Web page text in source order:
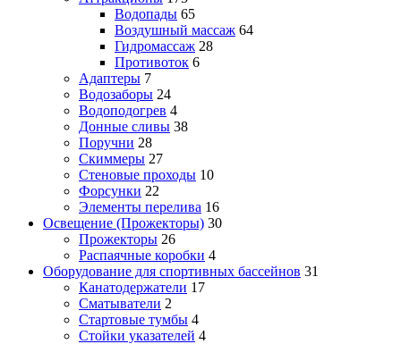
Водопады 65
Воздушный массаж 64
Гидромассаж 28
Противоток 6
Адаптеры 7
Водозаборы 24
Водоподогрев 4
Донные сливы 38
Поручни 28
Скиммеры 27
Стеновые проходы 10
Форсунки 22
Элементы перелива 16
Освещение (Прожекторы) 30
Прожекторы 26
Распаячные коробки 4
Оборудование для спортивных бассейнов 31
Канатодержатели 17
Сматыватели 2
Стартовые тумбы 4
Стойки указателей 4